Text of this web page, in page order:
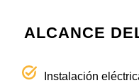
ALCANCE
Instalación